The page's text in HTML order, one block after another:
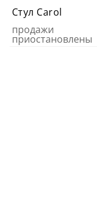
Cтул Carol
продажи
приостановлены